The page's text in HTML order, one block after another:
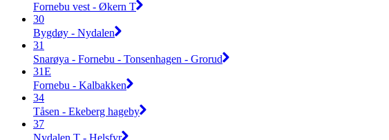
Fornebu vest - Økern T
30
Bygdøy - Nydalen
31
Snarøya - Fornebu - Tonsenhagen - Grorud
31E
Fornebu - Kalbakken
34
Tåsen - Ekeberg hageby
37